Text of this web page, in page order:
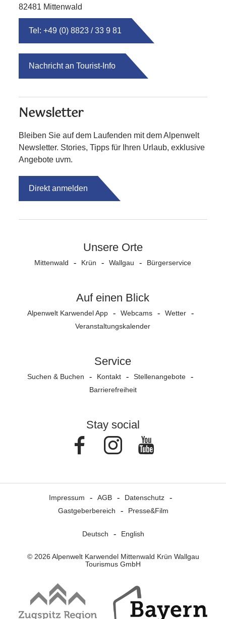
82481 Mittenwald
Tel: +49 (0) 8823 / 33 9 81
Nachricht an Tourist-Info
Newsletter
Bleiben Sie auf dem Laufenden mit dem Alpenwelt
Newsletter. Stories, Tipps für Ihren Urlaub, exklusive
Angebote uvm.
Direkt anmelden
Unsere Orte
Mittenwald Krün Wallgau Bürgerservice
Auf einen Blick
Alpenwelt Karwendel App Webcams
Wetter
Veranstaltungs­kalender
Service
Suchen & Buchen Kontakt
Stellenangebote
Barrierefreiheit
Stay social
FacebookInstagram
Impressum AGB
Datenschutz
Gastgeberbereich
Presse&Film
Deutsch English
© 2026 Alpenwelt Karwendel Mittenwald Krün Wallgau
Tourismus GmbH